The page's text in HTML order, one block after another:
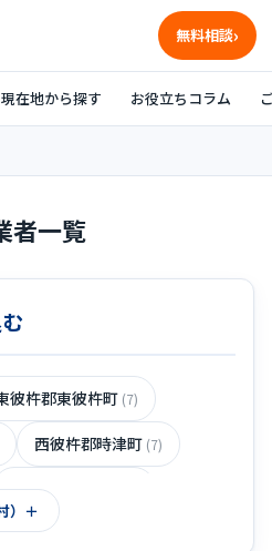
無料相談
現在地から探す お役立ちコラム
者一覧
彼杵郡東彼杵町 (7)
西彼杵郡時津町 (7)
西彼杵郡長与町
佐世保市